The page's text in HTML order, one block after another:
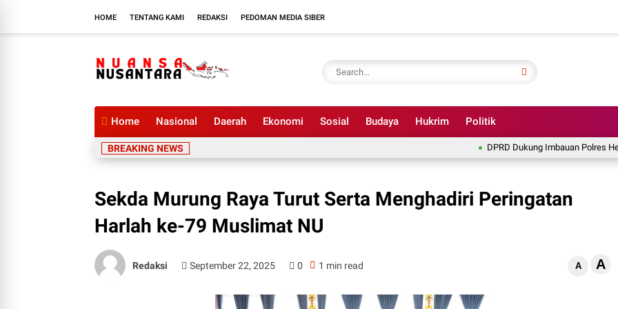
HOME TENTANG KAMI REDAKSI PEDOMAN MEDIA SIBER
Home Nasional Daerah Ekonomi Sosial Budaya Hukrim Politik
BREAKING NEWS DPRD Dukung Imbauan Polres
Sekda Murung Raya Turut Serta Menghadiri Peringatan
Harlah ke-79 Muslimat NU
Redaksi September 22, 2025 0 1 min read A A